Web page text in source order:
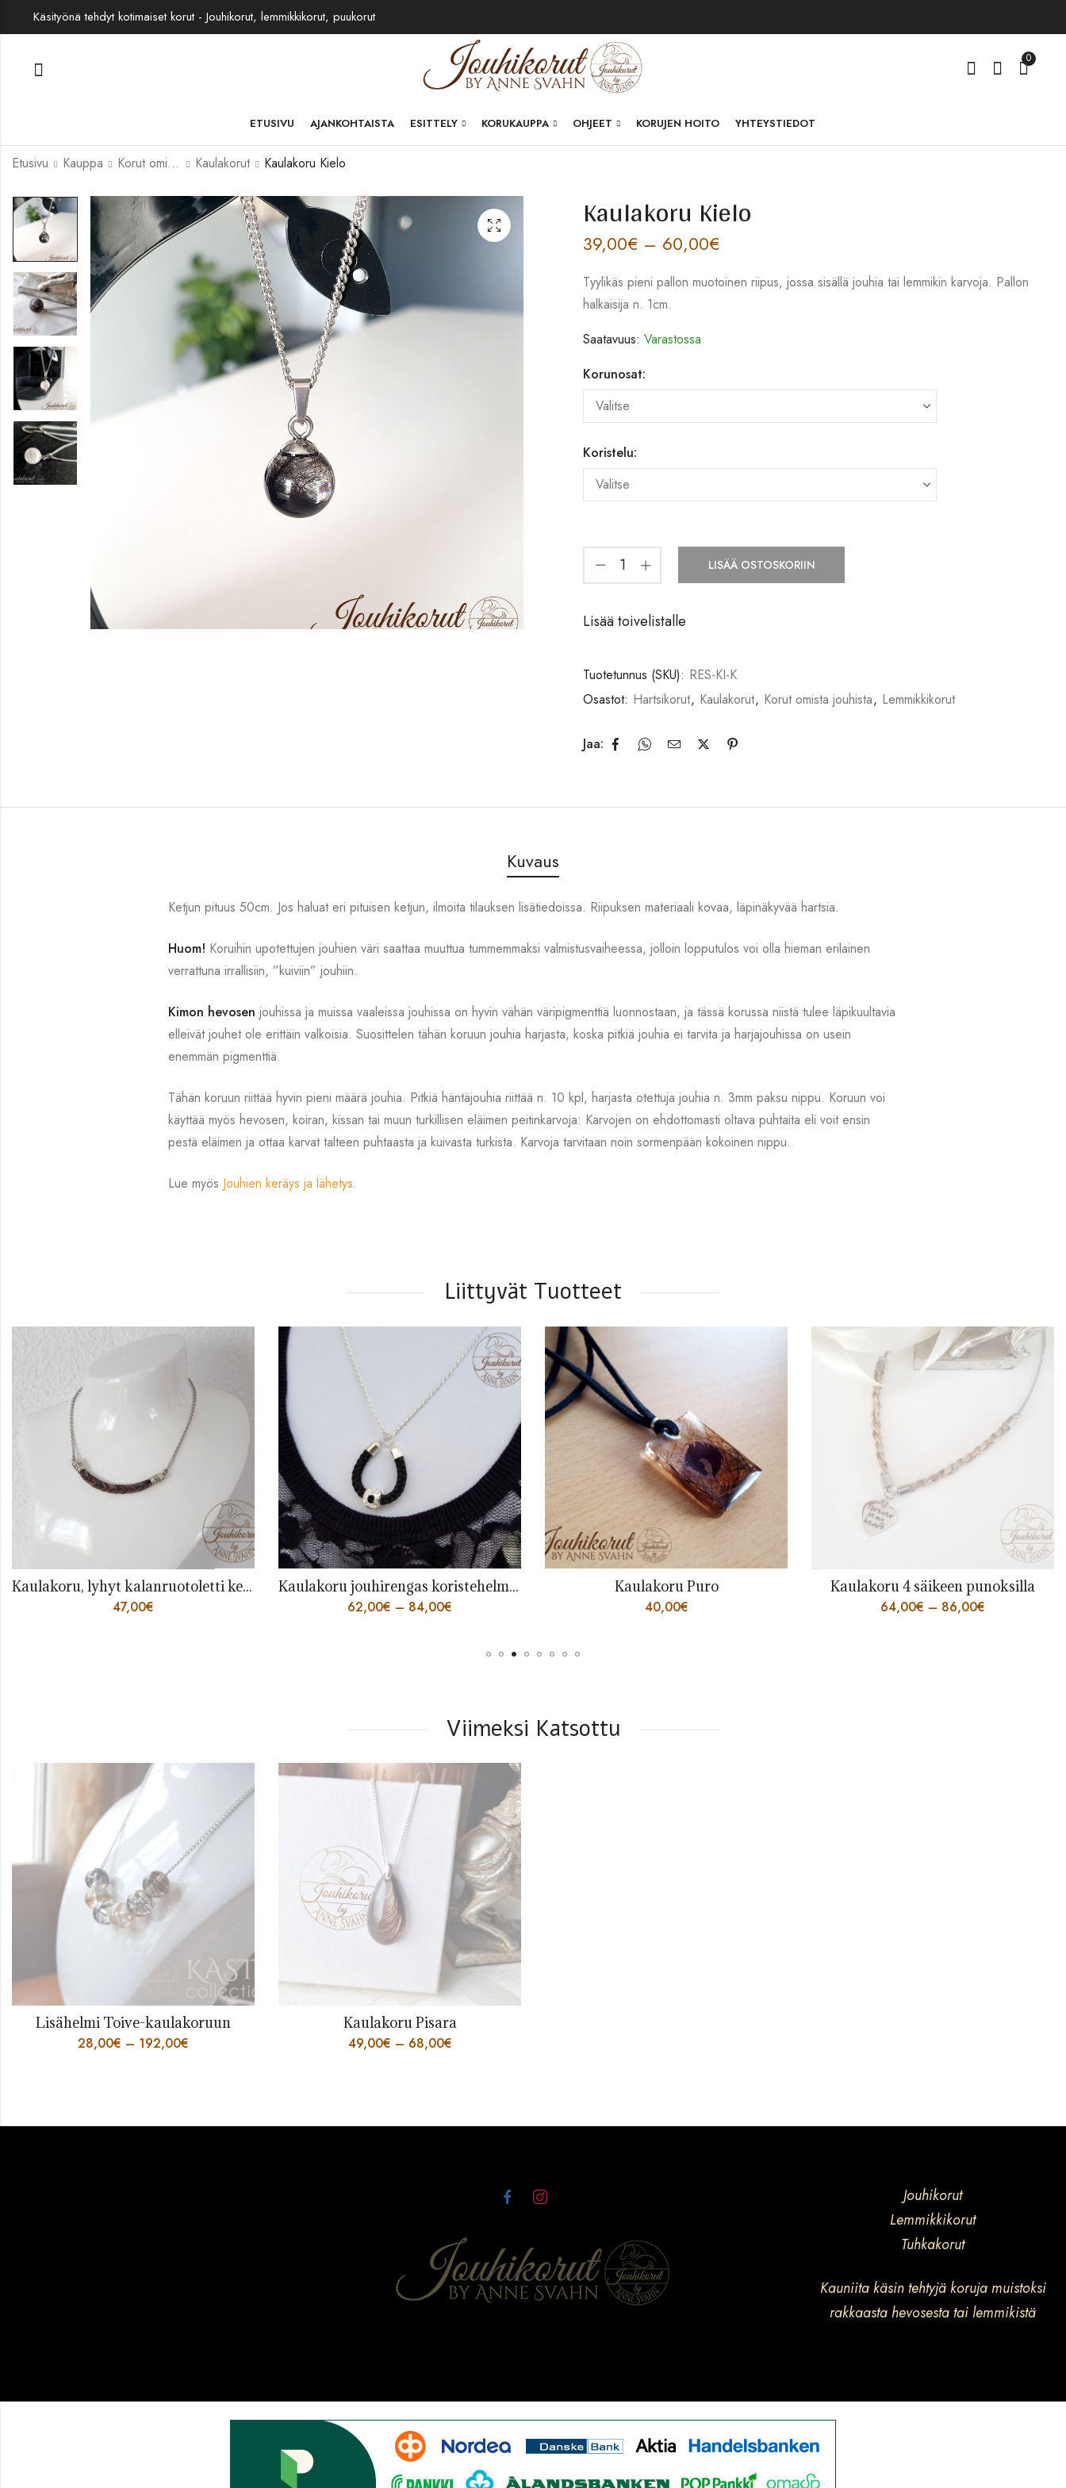
Käsityönä tehdyt kotimaiset korut - Jouhikorut, lemmikkikorut, puukorut
0
ETUSIVU AJANKOHTAISTA ESITTELY KORUKAUPPA OHJEET KORUJEN HOITO YHTEYSTIEDOT
Etusivu Kauppa Korut omista jouhista Kaulakorut Kaulakoru Kielo
Kaulakoru Kielo
39,00€ – 60,00€
Tyylikäs pieni pallon muotoinen riipus, jossa sisällä jouhia tai lemmikin karvoja. Pallon
halkaisija n. 1cm.
Saatavuus: Varastossa
Korunosat:
Koristelu:
LISÄÄ OSTOSKORIIN
Lisää toivelistalle
Tuotetunnus (SKU): RES-KI-K
Osastot: Hartsikorut, Kaulakorut, Korut omista jouhista, Lemmikkikorut
Jaa:
Kuvaus
Ketjun pituus 50cm. Jos haluat eri pituisen ketjun, ilmoita tilauksen lisätiedoissa. Riipuksen materiaali kovaa, läpinäkyvää hartsia.
Huom! Koruihin upotettujen jouhien väri saattaa muuttua tummemmaksi valmistusvaiheessa, jolloin lopputulos voi olla hieman erilainen
verrattuna irrallisiin, ”kuiviin” jouhiin.
Kimon hevosen jouhissa ja muissa vaaleissa jouhissa on hyvin vähän väripigmenttiä luonnostaan, ja tässä korussa niistä tulee läpikuultavia
elleivät jouhet ole erittäin valkoisia. Suosittelen tähän koruun jouhia harjasta, koska pitkiä jouhia ei tarvita ja harjajouhissa on usein
enemmän pigmenttiä.
Tähän koruun riittää hyvin pieni määrä jouhia. Pitkiä häntäjouhia riittää n. 10 kpl, harjasta otettuja jouhia n. 3mm paksu nippu. Koruun voi
käyttää myös hevosen, koiran, kissan tai muun turkillisen eläimen peitinkarvoja: Karvojen on ehdottomasti oltava puhtaita eli voit ensin
pestä eläimen ja ottaa karvat talteen puhtaasta ja kuivasta turkista. Karvoja tarvitaan noin sormenpään kokoinen nippu.
Lue myös Jouhien keräys ja lähetys.
Liittyvät Tuotteet
Kaulakoru, lyhyt kalanruotoletti keskellä
47,00€
Kaulakoru jouhirengas koristehelmellä
62,00€ – 84,00€
Kaulakoru Puro
40,00€
Kaulakoru 4 säikeen punoksilla
64,00€ – 86,00€
Viimeksi Katsottu
Lisähelmi Toive-kaulakoruun
28,00€ – 192,00€
Kaulakoru Pisara
49,00€ – 68,00€
Jouhikorut
Lemmikkikorut
Tuhkakorut
Kauniita käsin tehtyjä koruja muistoksi
rakkaasta hevosesta tai lemmikistä